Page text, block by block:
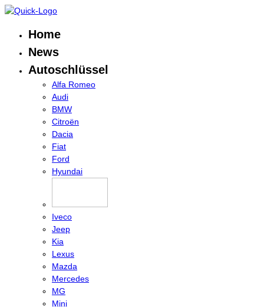
Home
News
Autoschlüssel
Alfa Romeo
Audi
BMW
Citroën
Dacia
Fiat
Ford
Hyundai
Iveco
Jeep
Kia
Lexus
Mazda
Mercedes
MG
Mini